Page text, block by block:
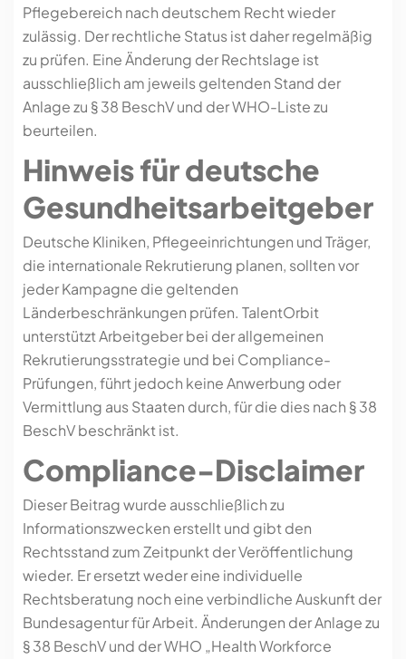
Pflegebereich nach deutschem Recht wieder
zulässig. Der rechtliche Status ist daher regelmäßig
zu prüfen. Eine Änderung der Rechtslage ist
ausschließlich am jeweils geltenden Stand der
Anlage zu § 38 BeschV und der WHO-Liste zu
beurteilen.
Hinweis für deutsche
Gesundheitsarbeitgeber
Deutsche Kliniken, Pflegeeinrichtungen und Träger,
die internationale Rekrutierung planen, sollten vor
jeder Kampagne die geltenden
Länderbeschränkungen prüfen. TalentOrbit
unterstützt Arbeitgeber bei der allgemeinen
Rekrutierungsstrategie und bei Compliance-
Prüfungen, führt jedoch keine Anwerbung oder
Vermittlung aus Staaten durch, für die dies nach § 38
BeschV beschränkt ist.
Compliance-Disclaimer
Dieser Beitrag wurde ausschließlich zu
Informationszwecken erstellt und gibt den
Rechtsstand zum Zeitpunkt der Veröffentlichung
wieder. Er ersetzt weder eine individuelle
Rechtsberatung noch eine verbindliche Auskunft der
Bundesagentur für Arbeit. Änderungen der Anlage zu
§ 38 BeschV und der WHO „Health Workforce